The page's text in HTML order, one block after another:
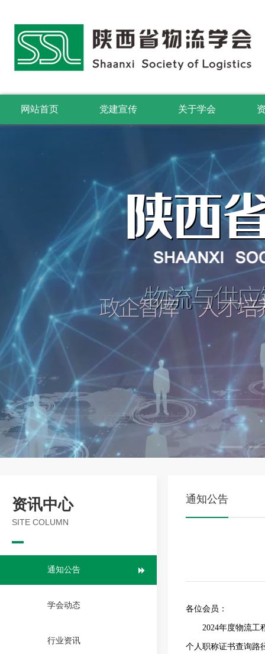
网站首页 党建宣传 关于学会
资讯中心
SITE COLUMN
通知公告
学会动态
行业资讯
通知公告
各位会员：
2024年度物流工程
个人职称证书查询路